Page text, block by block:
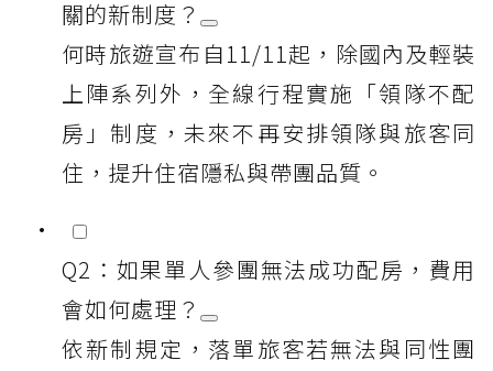
關的新制度？
何時旅遊宣布自11/11起，除國內及輕裝
上陣系列外，全線行程實施「領隊不配
房」制度，未來不再安排領隊與旅客同
住，提升住宿隱私與帶團品質。
Q2：如果單人參團無法成功配房，費用
會如何處理？
依新制規定，落單旅客若無法與同性團